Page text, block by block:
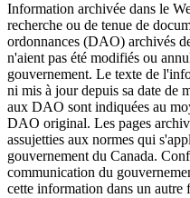
Information archivée dans le
recherche ou de tenue de
ordonnances (DAO) archivés
n'aient pas été modifiés ou
gouvernement. Le texte de
ni mis à jour depuis sa date de
aux DAO sont indiquées au
DAO original. Les pages
assujetties aux normes qui
gouvernement du Canada.
communication du
cette information dans un autre